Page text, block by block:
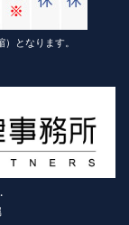
となります。